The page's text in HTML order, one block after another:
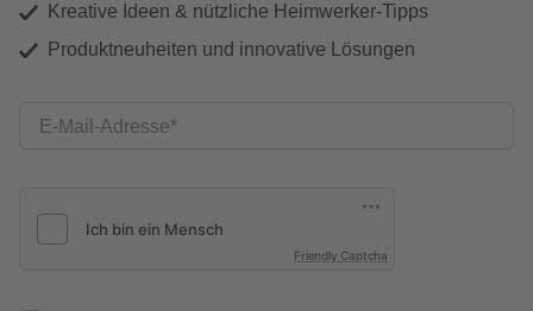
Kreative Ideen & nützliche Heimwerker-Tipps
Produktneuheiten und innovative Lösungen
E-Mail-Adresse
Friendly Captcha